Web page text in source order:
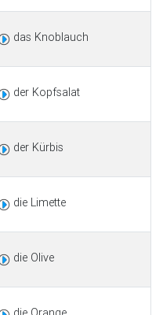
das Knoblauch
der Kopfsalat
der Kürbis
die Limette
die Olive